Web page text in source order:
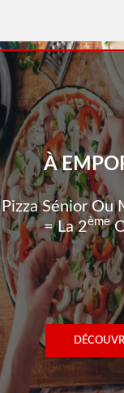
À
Sénior Ou
= La 2Ème